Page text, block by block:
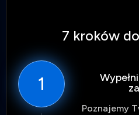
7 kroków
1
Poznajemy